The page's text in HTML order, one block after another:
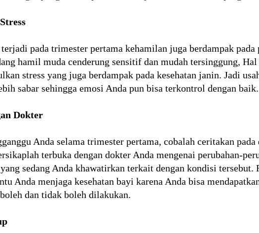
pada trimester pertama kehamilan juga berdampak
hamil muda cenderung sensitif dan mudah tersinggung,
stress yang juga berdampak pada kesehatan janin. Jadi
sabar sehingga emosi Anda pun bisa terkontrol dengan baik.
Dokter
Anda selama trimester pertama, cobalah ceritakan
terbuka dengan dokter Anda mengenai perubahan-
sedang Anda khawatirkan terkait dengan kondisi tersebut.
Anda menjaga kesehatan bayi karena Anda bisa
dan tidak boleh dilakukan.